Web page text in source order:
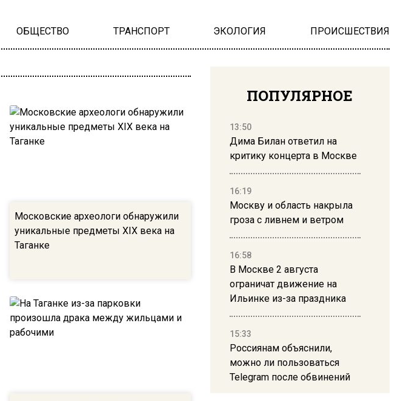
ОБЩЕСТВО ТРАНСПОРТ ЭКОЛОГИЯ ПРОИСШЕСТВИЯ
Московские археологи обнаружили
уникальные предметы XIX века на
Таганке
ПОПУЛЯРНОЕ
13:50
Дима Билан ответил на
критику концерта в Москве
16:19
Москву и область накрыла
гроза с ливнем и ветром
16:58
В Москве 2 августа
ограничат движение на
Ильинке из-за праздника
15:33
Россиянам объяснили,
можно ли пользоваться
Telegram после обвинений